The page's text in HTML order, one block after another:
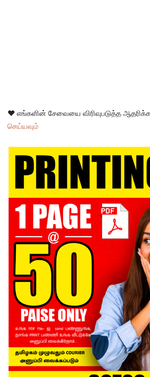
❤️ எங்களின் சேவையை விரிவுபடுத்த
செய்யவும்